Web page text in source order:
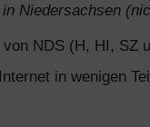
Niedersachsen
von NDS (H, HI, SZ
in wenigen